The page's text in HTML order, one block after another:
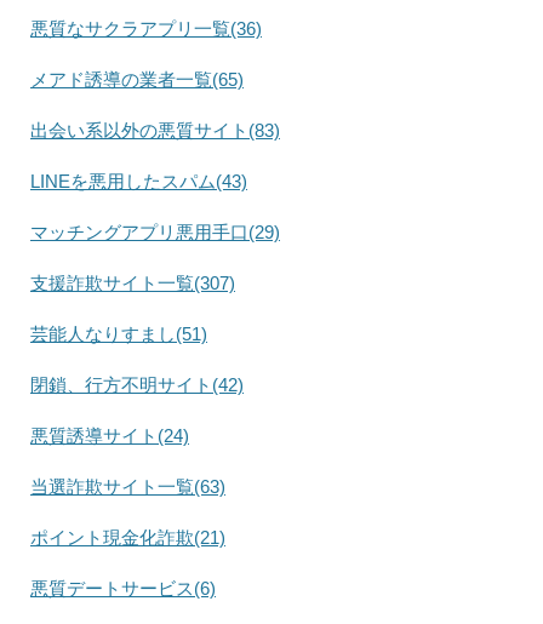
悪質なサクラアプリ一覧(36)
メアド誘導の業者一覧(65)
出会い系以外の悪質サイト(83)
LINEを悪用したスパム(43)
マッチングアプリ悪用手口(29)
支援詐欺サイト一覧(307)
芸能人なりすまし(51)
閉鎖、行方不明サイト(42)
悪質誘導サイト(24)
当選詐欺サイト一覧(63)
ポイント現金化詐欺(21)
悪質デートサービス(6)